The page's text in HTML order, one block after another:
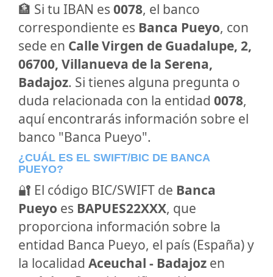
🏦 Si tu IBAN es 0078, el banco
correspondiente es Banca Pueyo, con
sede en Calle Virgen de Guadalupe, 2,
06700, Villanueva de la Serena,
Badajoz. Si tienes alguna pregunta o
duda relacionada con la entidad 0078,
aquí encontrarás información sobre el
banco "Banca Pueyo".
¿CUÁL ES EL SWIFT/BIC DE BANCA
PUEYO?
🔐 El código BIC/SWIFT de Banca
Pueyo es BAPUES22XXX, que
proporciona información sobre la
entidad Banca Pueyo, el país (España) y
la localidad Aceuchal - Badajoz en